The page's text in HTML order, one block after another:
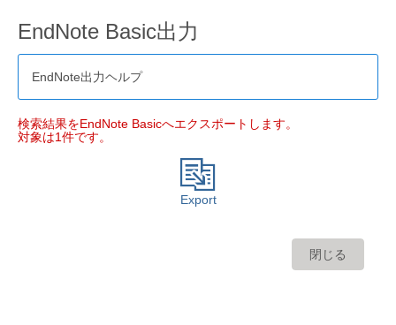
EndNote Basic出力
EndNote出力ヘルプ
検索結果をEndNote Basicへエクスポートします。
対象は1件です。
Export